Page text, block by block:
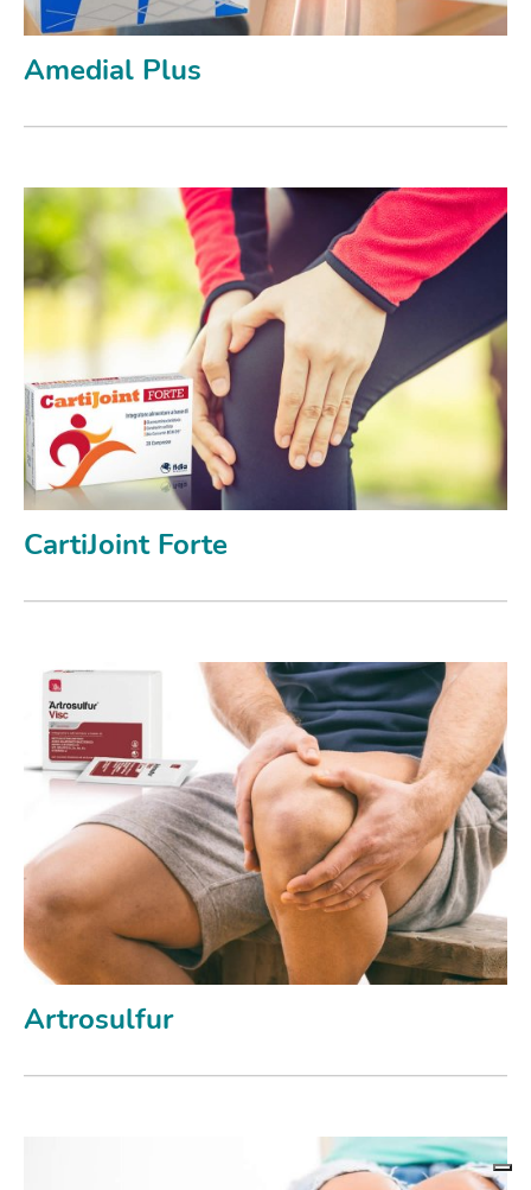
Amedial Plus
CartiJoint Forte
Artrosulfur